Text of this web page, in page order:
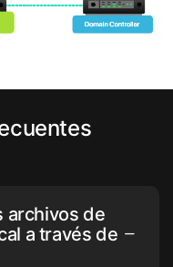
archivos de
a través de